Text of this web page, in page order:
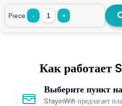
Piece - +
Как работает
Выберите пункт
StayinWifi предлагает